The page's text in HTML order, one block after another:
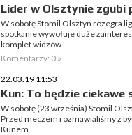
Lider w Olsztynie zgubi
W sobotę Stomil Olsztyn rozegra
spotkanie wywołuje duże
komplet widzów.
Komentarzy: 0 »
22.03.19 11:53
Kun: To będzie ciekawe
W sobotę (23 września) Stomil
Przed meczem rozmawialiśmy z
Kunem.